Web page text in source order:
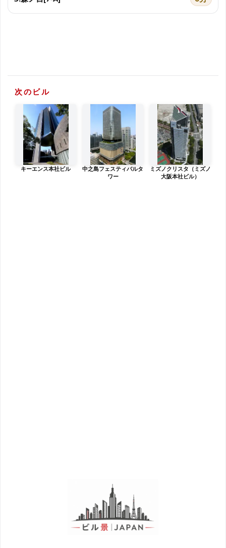
次のビル
キーエンス本社ビル
中之島フェスティバルタ
ワー
ミズノクリスタ（ミズノ
大阪本社ビル）